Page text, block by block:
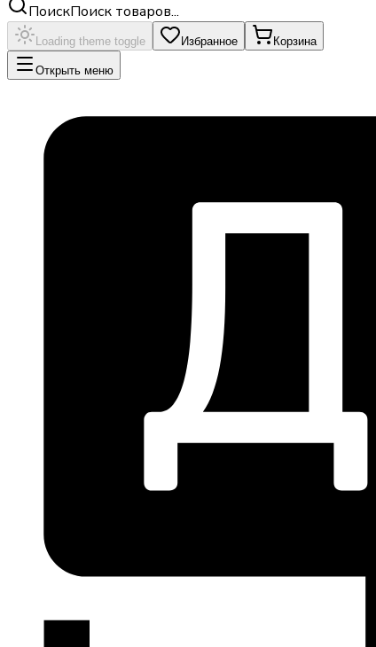
ПоискПоиск товаров...
Loading theme toggle Избранное Корзина
Открыть меню